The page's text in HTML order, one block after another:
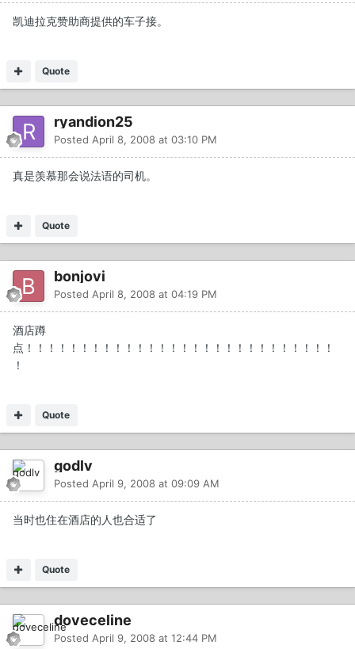
凯迪拉克赞助商提供的车子接。
Quote
ryandion25
Posted April 8, 2008 at 03:10 PM
真是羡慕那会说法语的司机。
Quote
bonjovi
Posted April 8, 2008 at 04:19 PM
酒店蹲
点！！！！！！！！！！！！！！！！！！！！！！！！！！！！
！
Quote
godlv
Posted April 9, 2008 at 09:09 AM
当时也住在酒店的人也合适了
Quote
doveceline
Posted April 9, 2008 at 12:44 PM